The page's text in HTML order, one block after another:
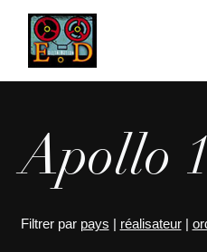
Apollo
Filtrer par pays | réalisateur|